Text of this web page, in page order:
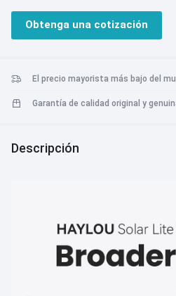
El reloj admite 100 modos de
opciones. El sensor de
Admite clasificación de
entrenamientos con su resistencia
profundidad del sueño, la fase
Solar Lite puede realizar un
de oxígeno en sangre incluso
una mejor imagen de su condición
Alertas oportunas para su
Obtenga una cotización
El precio mayorista más bajo del
Garantía de calidad original y
Descripción